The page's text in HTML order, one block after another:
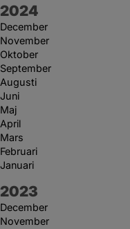
År:
2024
December
November
Oktober
September
Augusti
Juni
Maj
April
Mars
Februari
Januari
År:
2023
December
November